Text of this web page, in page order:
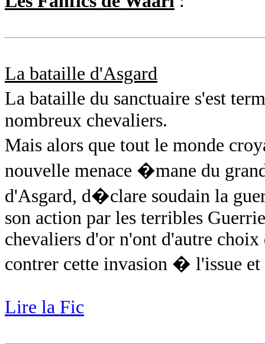
La bataille d'Asgard
La bataille du sanctuaire s'est
nombreux chevaliers.
Mais alors que tout le monde
nouvelle menace �mane du
d'Asgard, d�clare soudain la
son action par les terribles
chevaliers d'or n'ont d'autre choix
contrer cette invasion � l'issue
Lire la Fic